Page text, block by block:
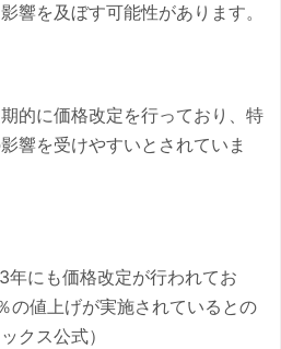
響を及ぼす可能性があります。
的に価格改定を行っており、特
響を受けやすいとされていま
にも価格改定が行われてお
の値上げが実施されているとの
クス公式）